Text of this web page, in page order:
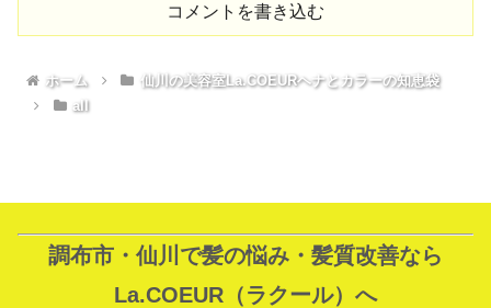
コメントを書き込む
ホーム
仙川の美容室La.COEURヘナとカラーの知恵袋
all
調布市・仙川で髪の悩み・髪質改善なら
La.COEUR（ラクール）へ